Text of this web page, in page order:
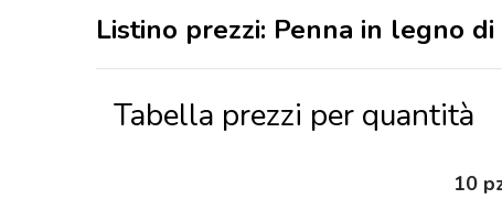
Listino prezzi: Penna in legno
Tabella prezzi per quantità
10